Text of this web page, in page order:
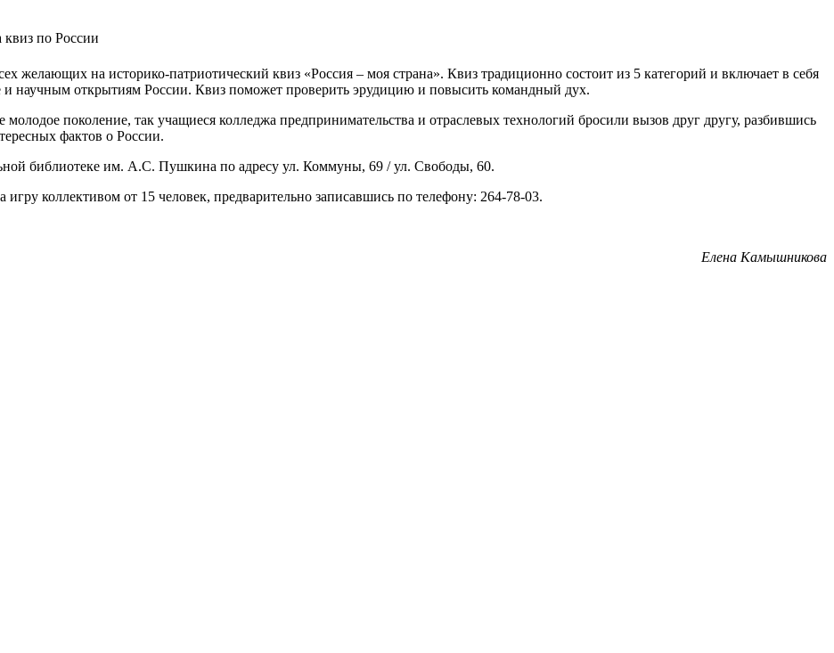
по России
желающих на историко-патриотический квиз «Россия – моя страна». Квиз традиционно состоит из 5 категорий и включает в себя
и научным открытиям России. Квиз поможет проверить эрудицию и повысить командный дух.
поколение, так учащиеся колледжа предпринимательства и отраслевых технологий бросили вызов друг другу, разбившись
фактов о России.
библиотеке им. А.С. Пушкина по адресу ул. Коммуны, 69 / ул. Свободы, 60.
коллективом от 15 человек, предварительно записавшись по телефону: 264-78-03.
Елена Камышникова